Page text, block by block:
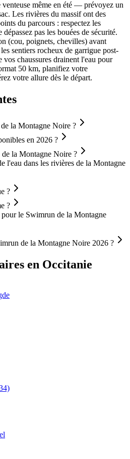
même en été — prévoyez un
Les rivières du massif ont des
du parcours : respectez les
pas les bouées de sécurité.
(cou, poignets, chevilles) avant
sentiers rocheux de garrigue post-
vos chaussures drainent l'eau pour
50 km, planifiez votre
votre allure dès le départ.
la Montagne Noire ?
en 2026 ?
la Montagne Noire ?
l'eau dans les rivières de la Montagne
?
?
le Swimrun de la Montagne
de la Montagne Noire 2026 ?
en Occitanie